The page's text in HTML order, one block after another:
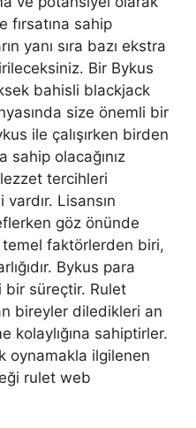
fırsatına sahip
yanı sıra bazı ekstra
Bir Bykus
bahisli blackjack
size önemli bir
ile çalışırken birden
sahip olacağınız
tercihleri
Lisansın
göz önünde
temel faktörlerden biri,
Bykus para
bir süreçtir. Rulet
bireyler diledikleri an
kolaylığına sahiptirler.
oynamakla ilgilenen
rulet web